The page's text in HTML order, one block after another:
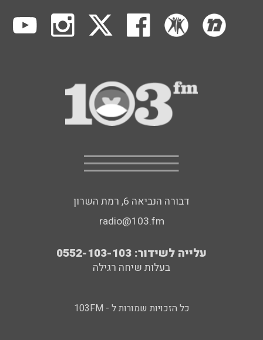
דבורה הנביאה 6, רמת השרון
radio@103.fm
עלייה לשידור: 0552-103-103
בעלות שיחה רגילה
כל הזכויות שמורות ל - 103FM